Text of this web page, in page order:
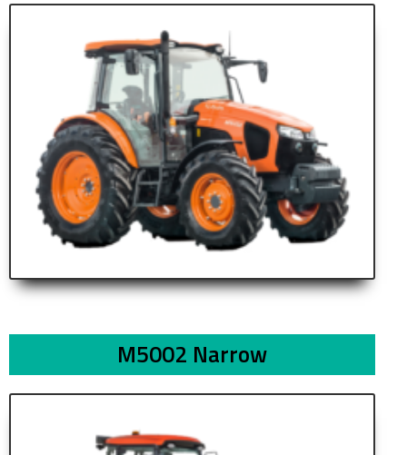
M5002 Narrow